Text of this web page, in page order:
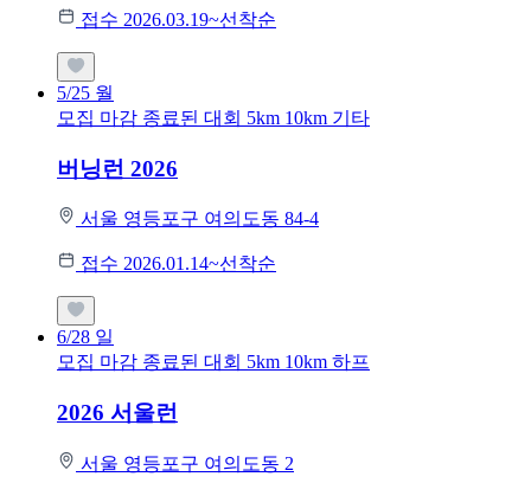
접수 2026.03.19~선착순
5/25 월
모집 마감 종료된 대회 5km 10km 기타
버닝런 2026
서울 영등포구 여의도동 84-4
접수 2026.01.14~선착순
6/28 일
모집 마감 종료된 대회 5km 10km 하프
2026 서울런
서울 영등포구 여의도동 2